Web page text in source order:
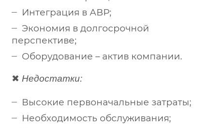
Интеграция в АВР;
Экономия в долгосрочной
перспективе;
Оборудование – актив компании.
✖ Недостатки:
Высокие первоначальные затраты;
Необходимость обслуживания;